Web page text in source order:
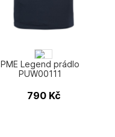
PME Legend prádlo
PUW00111
790 Kč